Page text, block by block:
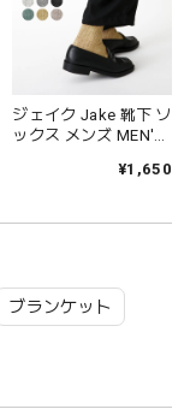
ブランケット
ジェイク Jake 靴下 ソ
ックス メンズ MEN'S
夏 ブランド 日本製 国
Fr088
¥1,650